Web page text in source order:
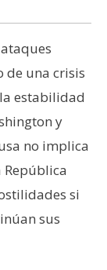
de una crisis
estabilidad
y
no implica
si
sus